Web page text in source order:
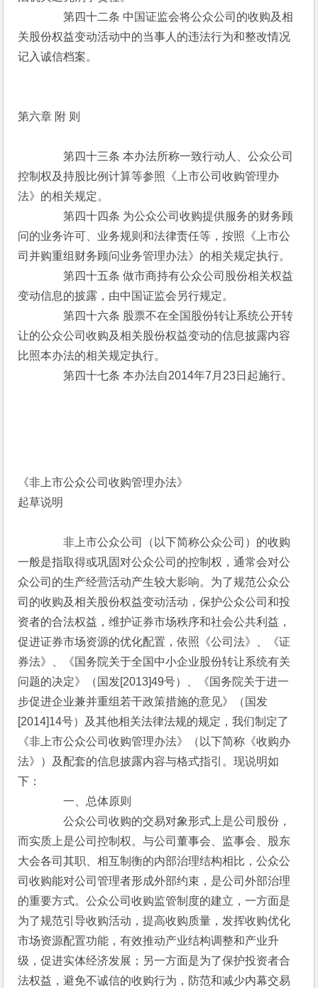
第四十二条 中国证监会将公众公司的收购及相
关股份权益变动活动中的当事人的违法行为和整改情况
记入诚信档案。
第六章 附 则
第四十三条 本办法所称一致行动人、公众公司
控制权及持股比例计算等参照《上市公司收购管理办
法》的相关规定。
第四十四条 为公众公司收购提供服务的财务顾
问的业务许可、业务规则和法律责任等，按照《上市公
司并购重组财务顾问业务管理办法》的相关规定执行。
第四十五条 做市商持有公众公司股份相关权益
变动信息的披露，由中国证监会另行规定。
第四十六条 股票不在全国股份转让系统公开转
让的公众公司收购及相关股份权益变动的信息披露内容
比照本办法的相关规定执行。
第四十七条 本办法自2014年7月23日起施行。
《非上市公众公司收购管理办法》
起草说明
非上市公众公司（以下简称公众公司）的收购
一般是指取得或巩固对公众公司的控制权，通常会对公
众公司的生产经营活动产生较大影响。为了规范公众公
司的收购及相关股份权益变动活动，保护公众公司和投
资者的合法权益，维护证券市场秩序和社会公共利益，
促进证券市场资源的优化配置，依照《公司法》、《证
券法》、《国务院关于全国中小企业股份转让系统有关
问题的决定》（国发[2013]49号）、《国务院关于进一
步促进企业兼并重组若干政策措施的意见》（国发
[2014]14号）及其他相关法律法规的规定，我们制定了
《非上市公众公司收购管理办法》（以下简称《收购办
法》）及配套的信息披露内容与格式指引。现说明如
下：
一、总体原则
公众公司收购的交易对象形式上是公司股份，
而实质上是公司控制权。与公司董事会、监事会、股东
大会各司其职、相互制衡的内部治理结构相比，公众公
司收购能对公司管理者形成外部约束，是公司外部治理
的重要方式。公众公司收购监管制度的建立，一方面是
为了规范引导收购活动，提高收购质量，发挥收购优化
市场资源配置功能，有效推动产业结构调整和产业升
级，促进实体经济发展；另一方面是为了保护投资者合
法权益，避免不诚信的收购行为，防范和减少内幕交易